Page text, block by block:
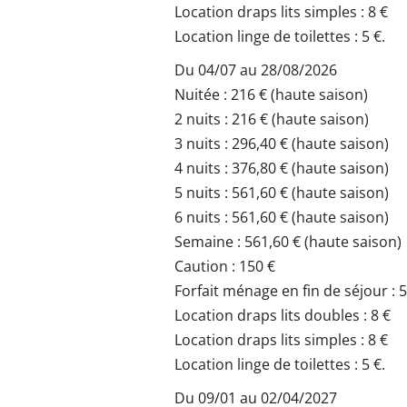
Location draps lits simples : 8 €
Location linge de toilettes : 5 €.
Du 04/07 au 28/08/2026
Nuitée : 216 € (haute saison)
2 nuits : 216 € (haute saison)
3 nuits : 296,40 € (haute saison)
4 nuits : 376,80 € (haute saison)
5 nuits : 561,60 € (haute saison)
6 nuits : 561,60 € (haute saison)
Semaine : 561,60 € (haute saison)
Caution : 150 €
Forfait ménage en fin de séjour :
Location draps lits doubles : 8 €
Location draps lits simples : 8 €
Location linge de toilettes : 5 €.
Du 09/01 au 02/04/2027